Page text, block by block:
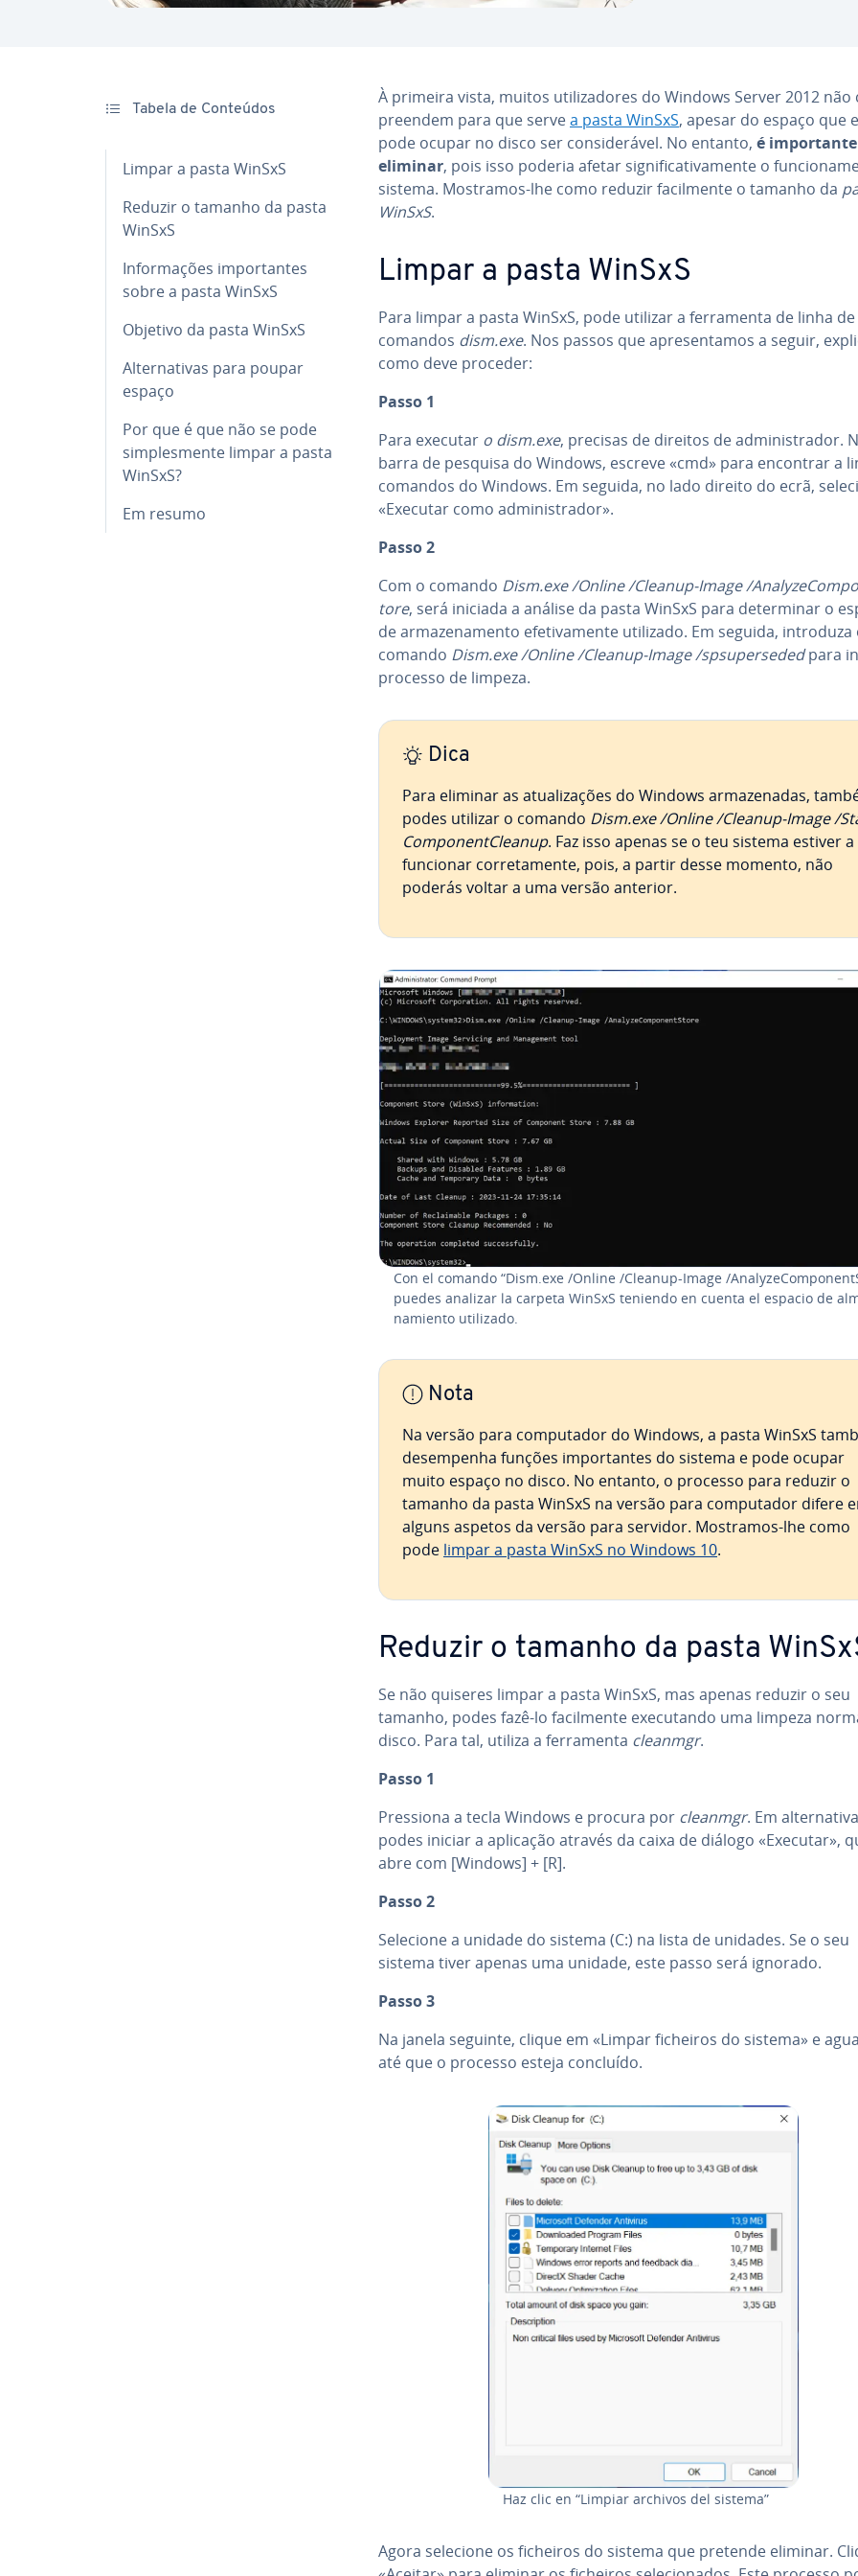
Tabela de Conteúdos
Limpar a pasta WinSxS
Reduzir o tamanho da pasta
WinSxS
In­for­ma­ções im­por­tan­tes
sobre a pasta WinSxS
Objetivo da pasta WinSxS
Al­ter­na­ti­vas para poupar
espaço
Por que é que não se pode
sim­ples­mente limpar a pasta
WinSxS?
Em resumo
À primeira vista, muitos uti­li­za­do­res do Windows Server 2012
pre­en­dem para que servea pasta WinSxS, apesar do espaço que
pode ocupar no disco ser con­si­de­rá­vel. No entanto, é
eliminar, pois isso poderia afetar sig­ni­fi­ca­ti­va­mente o
sistema. Mostramos-lhe como reduzir fa­cil­mente o tamanho da
WinSxS.
Limpar a pasta WinSxS
Para limpar a pasta WinSxS, pode utilizar a fer­ra­menta de linha de
comandos dism.exe. Nos passos que apre­sen­ta­mos a seguir,
como deve proceder:
Passo 1
Para executar o dism.exe, precisas de direitos de ad­mi­nis­tra­dor.
barra de pesquisa do Windows, escreve «cmd» para encontrar a
comandos do Windows. Em seguida, no lado direito do ecrã,
«Executar como ad­mi­nis­tra­dor».
Passo 2
Com o comando Dism.exe /Online /Cleanup-Image /
tore, será iniciada a análise da pasta WinSxS para de­ter­mi­nar o
de ar­ma­ze­na­mento efe­ti­va­mente utilizado. Em seguida, introduza
comando Dism.exe /Online /Cleanup-Image /sp­su­per­se­dedpara
processo de limpeza.
Dica
Para eliminar as atu­a­li­za­ções do Windows ar­ma­ze­na­das,
podes utilizar o comando Dism.exe /Online /Cleanup-Image /
Com­po­nent­Cle­a­nup. Faz isso apenas se o teu sistema estiver a
funcionar cor­re­ta­mente, pois, a partir desse momento, não
poderás voltar a uma versão anterior.
Con el comando “Dism.exe /Online /Cleanup-Image /
puedes analizar la carpeta WinSxS teniendo en cuenta el espacio de
na­mi­ento utilizado.
Nota
Na versão para com­pu­ta­dor do Windows, a pasta WinSxS
de­sem­pe­nha funções im­por­tan­tes do sistema e pode ocupar
muito espaço no disco. No entanto, o processo para reduzir o
tamanho da pasta WinSxS na versão para com­pu­ta­dor difere
alguns aspetos da versão para servidor. Mostramos-lhe como
pode limpar a pasta WinSxS no Windows 10.
Reduzir o tamanho da pasta
Se não quiseres limpar a pasta WinSxS, mas apenas reduzir o seu
tamanho, podes fazê-lo fa­cil­mente exe­cu­tando uma limpeza
disco. Para tal, utiliza a fer­ra­menta cleanmgr.
Passo 1
Pressiona a tecla Windows e procura por cleanmgr. Em
podes iniciar a aplicação através da caixa de diálogo «Executar»,
abre com [Windows] + [R].
Passo 2
Selecione a unidade do sistema (C:) na lista de unidades. Se o seu
sistema tiver apenas uma unidade, este passo será ignorado.
Passo 3
Na janela seguinte, clique em «Limpar ficheiros do sistema» e
até que o processo esteja concluído.
Haz clic en “Limpiar archivos del sistema”
Agora selecione os ficheiros do sistema que pretende eliminar.